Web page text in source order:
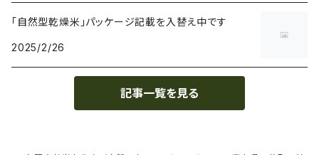
「自然型乾燥米」パッケージ記載を入替え中です
2025/2/26
記事一覧を見る